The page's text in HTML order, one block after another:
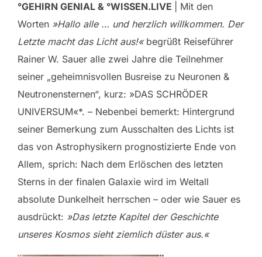
°GEHIRN GENIAL & °WISSEN.LIVE
| Mit den
Worten »Hallo alle … und herzlich willkommen. Der
Letzte macht das Licht aus!«begrüßt Reiseführer
Rainer W. Sauer alle zwei Jahre die Teilnehmer
seiner „geheimnisvollen Busreise zu Neuronen &
Neutronensternen“, kurz: »DAS SCHRÖDER
UNIVERSUM«*. – Nebenbei bemerkt: Hintergrund
seiner Bemerkung zum Ausschalten des Lichts ist
das von Astrophysikern prognostizierte Ende von
Allem, sprich: Nach dem Erlöschen des letzten
Sterns in der finalen Galaxie wird im Weltall
absolute Dunkelheit herrschen – oder wie Sauer es
ausdrückt: »Das letzte Kapitel der Geschichte
unseres Kosmos sieht ziemlich düster aus.«